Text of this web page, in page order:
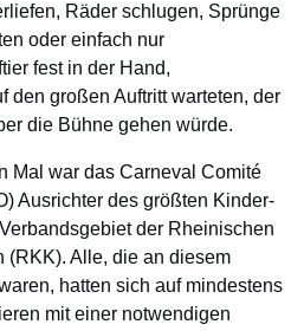
Räder schlugen, Sprünge
oder einfach nur
fest in der Hand,
den großen Auftritt warteten, der
die Bühne gehen würde.
Mal war das Carneval Comité
Ausrichter des größten Kinder-
der Rheinischen
(RKK). Alle, die an diesem
hatten sich auf mindestens
mit einer notwendigen